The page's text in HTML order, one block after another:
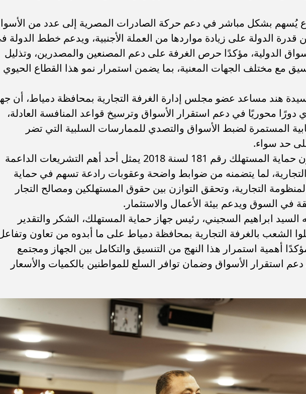
يُسهم بشكل مباشر في دعم حركة الصادرات المصرية إلى عدد من
قدرة الدولة على زيادة مواردها من العملة الأجنبية، ويدعم خطط الدولة
الدولية، مؤكدًا حرص الغرفة على دعم المصنعين والمصدرين، وتذليل
مع مختلف الجهات المعنية، بما يضمن استمرار نمو هذا القطاع الحيوي
هند مساعد عضو مجلس إدارة الغرفة التجارية بمحافظة دمياط، أن
دورًا محوريًا في دعم استقرار الأسواق وترسيخ قواعد المنافسة العادلة،
المستمرة لضبط الأسواق والتصدي للممارسات السلبية التي تضر
حد سواء.
وأشارت إلى أن قانون حماية المستهلك رقم 181 لسنة 2018 يمثل أحد أهم التشريعات الداعمة
التجارية، لما يتضمنه من ضوابط واضحة وعقوبات رادعة تسهم في حماية
التجارية، وتحقق التوازن بين حقوق المستهلكين ومصالح التجار
في السوق ويدعم بيئة الأعمال والاستثمار.
السيد ابراهيم السجيني، رئيس جهاز حماية المستهلك، الشكر والتقدير
الشعب بالغرفة التجارية بمحافظة دمياط على ما أبدوه من تعاون
أهمية استمرار هذا النهج من التنسيق والتكامل بين الجهاز ومجتمع
استقرار الأسواق وضمان توافر السلع للمواطنين بالكميات والأسعار